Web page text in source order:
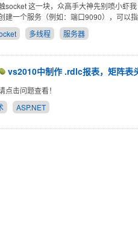
socket 这一块，众高手大神先别喷小虾
建一个服务（例如：端口9090），可以
多线程 服务器
vs2010中制作 .rdlc报表，矩阵表
点击问题查看！
ASP.NET